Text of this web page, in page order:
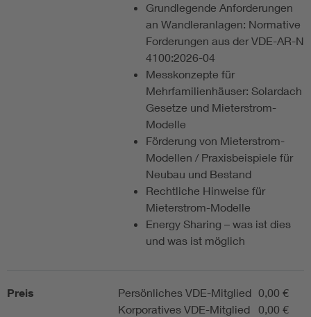
Grundlegende Anforderungen
an Wandleranlagen: Normative
Forderungen aus der VDE-AR-N
4100:2026-04
Messkonzepte für
Mehrfamilienhäuser: Solardach
Gesetze und Mieterstrom-
Modelle
Förderung von Mieterstrom-
Modellen / Praxisbeispiele für
Neubau und Bestand
Rechtliche Hinweise für
Mieterstrom-Modelle
Energy Sharing – was ist dies
und was ist möglich
Preis Persönliches VDE-Mitglied 0,00 €
Korporatives VDE-Mitglied
0,00 €